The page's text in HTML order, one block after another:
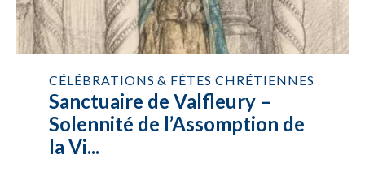
CÉLÉBRATIONS & FÊTES CHRÉTIENNES
Sanctuaire de Valfleury –
Solennité de l’Assomption de
la Vi...